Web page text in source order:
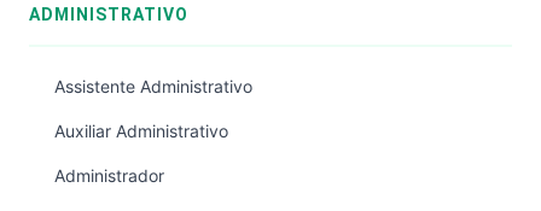
ADMINISTRATIVO
Assistente Administrativo
Auxiliar Administrativo
Administrador